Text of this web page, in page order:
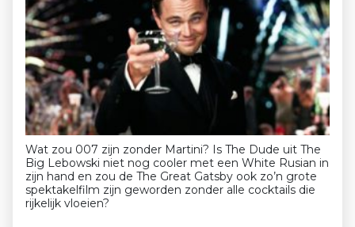
Wat zou 007 zijn zonder Martini? Is The Dude uit The
Big Lebowski niet nog cooler met een White Rusian in
zijn hand en zou de The Great Gatsby ook zo’n grote
spektakelfilm zijn geworden zonder alle cocktails die
rijkelijk vloeien?